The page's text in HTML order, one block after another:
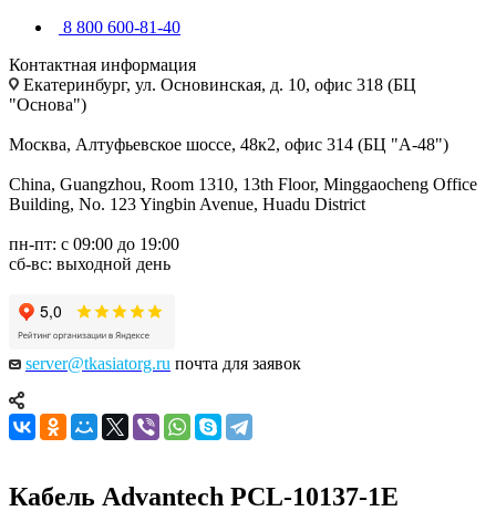
8 800 600-81-40
Контактная информация
Екатеринбург, ул. Основинская, д. 10, офис 318 (БЦ
"Основа")
Москва, Алтуфьевское шоссе, 48к2, офис 314 (БЦ "А-48")
China, Guangzhou, Room 1310, 13th Floor, Minggaocheng Office
Building, No. 123 Yingbin Avenue, Huadu District
пн-пт: с 09:00 до 19:00
сб-вс: выходной день
server@tkasiatorg.ru почта для заявок
Кабель Advantech PCL-10137-1E